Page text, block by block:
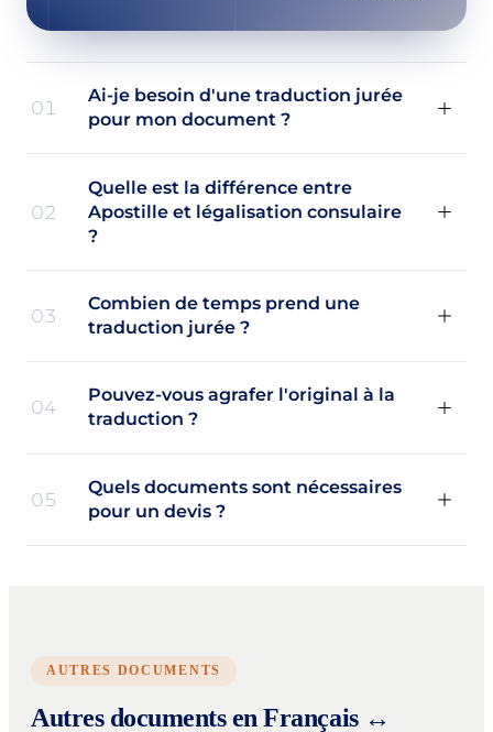
01
Ai-je besoin d'une traduction jurée
pour mon document ?
02
Quelle est la différence entre
Apostille et légalisation consulaire
?
03
Combien de temps prend une
traduction jurée ?
04
Pouvez-vous agrafer l'original à la
traduction ?
05
Quels documents sont nécessaires
pour un devis ?
AUTRES DOCUMENTS
Autres documents en Français ↔